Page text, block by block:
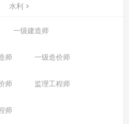
水利
一级建造师
师 一级造价师
师 监理工程师
师